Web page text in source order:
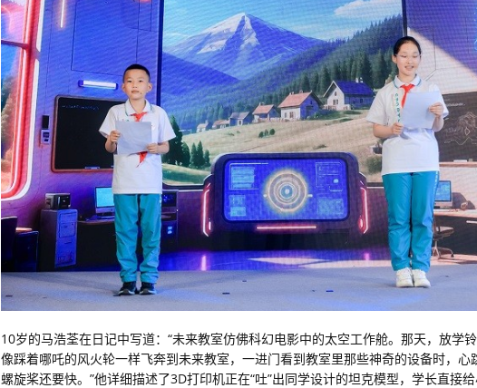
10岁的马浩荃在日记中写道：“未来教室仿佛科幻电影中的太空工作舱。那天，放学
像踩着哪吒的风火轮一样飞奔到未来教室，一进门看到教室里那些神奇的设备时，心
螺旋桨还要快。”他详细描述了3D打印机正在“吐”出同学设计的坦克模型，学长直接